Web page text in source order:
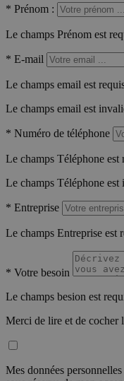
* Prénom :
Le champs Prénom est
* E-mail
Le champs email est
Le champs email est
* Numéro de téléphone
Le champs Téléphone est
Le champs Téléphone est
* Entreprise
Le champs Entreprise est
* Votre besoin
Le champs besion est
Merci de lire et de cocher
Mes données